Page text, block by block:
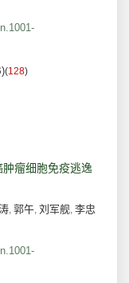
(128)
瘤细胞免疫逃逸
, 郭午, 刘军舰, 李忠